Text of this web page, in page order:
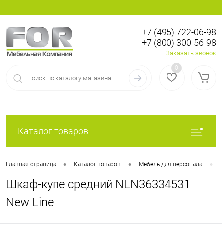
Регистрация
+7 (495) 722-06-98
+7 (800) 300-56-98
Заказать звонок
0
Каталог товаров
Главная страница • Каталог товаров • Мебель для персонала •
Шкаф-купе средний NLN36334531
New Line